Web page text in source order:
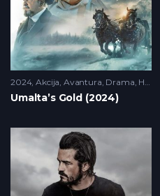
2024 Akcija Avantura Drama HD
Umalta’s Gold (2024)